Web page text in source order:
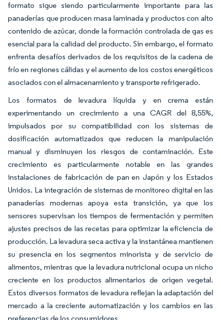
formato sigue siendo particularmente importante para las
panaderías que producen masa laminada y productos con alto
contenido de azúcar, donde la formación controlada de gas es
esencial para la calidad del producto. Sin embargo, el formato
enfrenta desafíos derivados de los requisitos de la cadena de
frío en regiones cálidas y el aumento de los costos energéticos
asociados con el almacenamiento y transporte refrigerado.
Los formatos de levadura líquida y en crema están
experimentando un crecimiento a una CAGR del 8,55%,
impulsados por su compatibilidad con los sistemas de
dosificación automatizados que reducen la manipulación
manual y disminuyen los riesgos de contaminación. Este
crecimiento es particularmente notable en las grandes
instalaciones de fabricación de pan en Japón y los Estados
Unidos. La integración de sistemas de monitoreo digital en las
panaderías modernas apoya esta transición, ya que los
sensores supervisan los tiempos de fermentación y permiten
ajustes precisos de las recetas para optimizar la eficiencia de
producción. La levadura seca activa y la instantánea mantienen
su presencia en los segmentos minorista y de servicio de
alimentos, mientras que la levadura nutricional ocupa un nicho
creciente en los productos alimentarios de origen vegetal.
Estos diversos formatos de levadura reflejan la adaptación del
mercado a la creciente automatización y los cambios en las